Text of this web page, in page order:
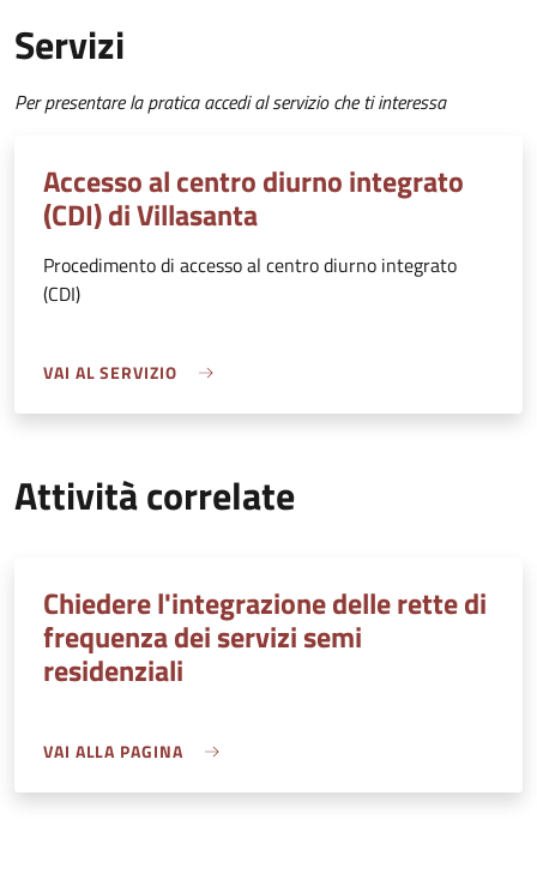
Servizi
Per presentare la pratica accedi al servizio che ti interessa
Accesso al centro diurno integrato
(CDI) di Villasanta
Procedimento di accesso al centro diurno integrato
(CDI)
VAI AL SERVIZIO
Attività correlate
Chiedere l'integrazione delle rette di
frequenza dei servizi semi
residenziali
VAI ALLA PAGINA